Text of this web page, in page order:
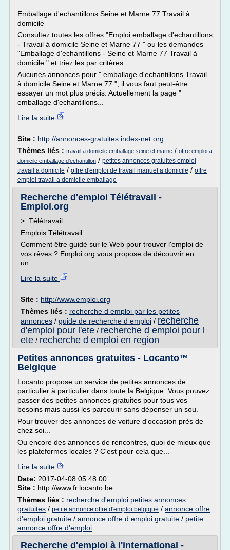
Emballage d'echantillons Seine et Marne 77 Travail à
domicile
Consultez toutes les offres "Emploi emballage d'echantillons
- Travail à domicile Seine et Marne 77 " ou les demandes
"Emballage d'echantillons - Seine et Marne 77 Travail à
domicile " et triez les par critères.
Aucunes annonces pour " emballage d'echantillons Travail
à domicile Seine et Marne 77 ", il vous faut peut-être
essayer un mot plus précis. Actuellement la page "
emballage d'echantillons...
Lire la suite
Site : http://annonces-gratuites.index-net.org
Thèmes liés : travail a domicile emballage seine et marne / offre emploi a
domicile emballage d'echantillon / petites annonces gratuites emploi
travail a domicile / offre d'emploi de travail manuel a domicile / offre
emploi travail a domicile emballage
Recherche d'emploi Télétravail -
Emploi.org
> Télétravail
Emplois Télétravail
Comment être guidé sur le Web pour trouver l'emploi de
vos rêves ? Emploi.org vous propose de découvrir en
un...
Lire la suite
Site : http://www.emploi.org
Thèmes liés : recherche d emploi par les petites
annonces / guide de recherche d emploi / recherche
d'emploi pour l'ete / recherche d emploi pour l
ete / recherche d emploi en region
Petites annonces gratuites - Locanto™
Belgique
Locanto propose un service de petites annonces de
particulier à particulier dans toute la Belgique. Vous pouvez
passer des petites annonces gratuites pour tous vos
besoins mais aussi les parcourir sans dépenser un sou.
Pour trouver des annonces de voiture d'occasion près de
chez soi...
Ou encore des annonces de rencontres, quoi de mieux que
les plateformes locales ? C'est pour cela que...
Lire la suite
Date: 2017-04-08 05:48:00
Site : http://www.fr.locanto.be
Thèmes liés : recherche d'emploi petites annonces
gratuites / petite annonce offre d'emploi belgique / annonce offre
d'emploi gratuite / annonce offre d emploi gratuite / petite
annonce offre d'emploi
Recherche d'emploi à l'international -